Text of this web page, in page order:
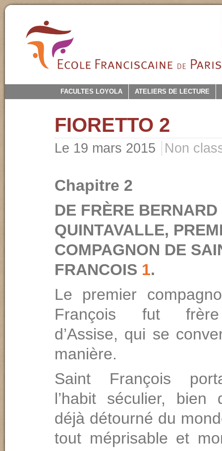
FACULTES LOYOLA ATELIERS DE LECTURE
FIORETTO 2
Le 19 mars 2015 Non
Chapitre 2
DE FRÈRE BERNARD
QUINTAVALLE,
COMPAGNON DE
FRANCOIS 1.
Le premier
François fut
d’Assise, qui se
manière.
Saint François
l’habit séculier, bien
déjà détourné du
tout méprisable et